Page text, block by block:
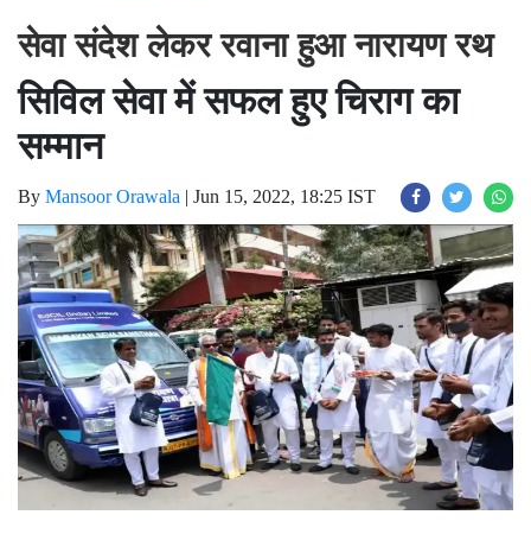
सेवा संदेश लेकर रवाना हुआ नारायण रथ
सिविल सेवा में सफल हुए चिराग का
सम्मान
By Mansoor Orawala | Jun 15, 2022, 18:25 IST